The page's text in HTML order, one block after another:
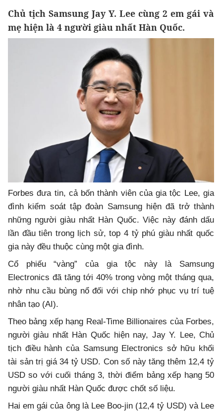
Chủ tịch Samsung Jay Y. Lee cùng 2 em gái và
mẹ hiện là 4 người giàu nhất Hàn Quốc.
Forbes đưa tin, cả bốn thành viên của gia tộc Lee, gia
đình kiểm soát tập đoàn Samsung hiện đã trở thành
những người giàu nhất Hàn Quốc. Việc này đánh dấu
lần đầu tiên trong lịch sử, top 4 tỷ phú giàu nhất quốc
gia này đều thuộc cùng một gia đình.
Cổ phiếu “vàng” của gia tộc này là Samsung
Electronics đã tăng tới 40% trong vòng một tháng qua,
nhờ nhu cầu bùng nổ đối với chip nhớ phục vụ trí tuệ
nhân tạo (AI).
Theo bảng xếp hạng Real-Time Billionaires của Forbes,
người giàu nhất Hàn Quốc hiện nay, Jay Y. Lee, Chủ
tịch điều hành của Samsung Electronics sở hữu khối
tài sản trị giá 34 tỷ USD. Con số này tăng thêm 12,4 tỷ
USD so với cuối tháng 3, thời điểm bảng xếp hạng 50
người giàu nhất Hàn Quốc được chốt số liệu.
Hai em gái của ông là Lee Boo-jin (12,4 tỷ USD) và Lee